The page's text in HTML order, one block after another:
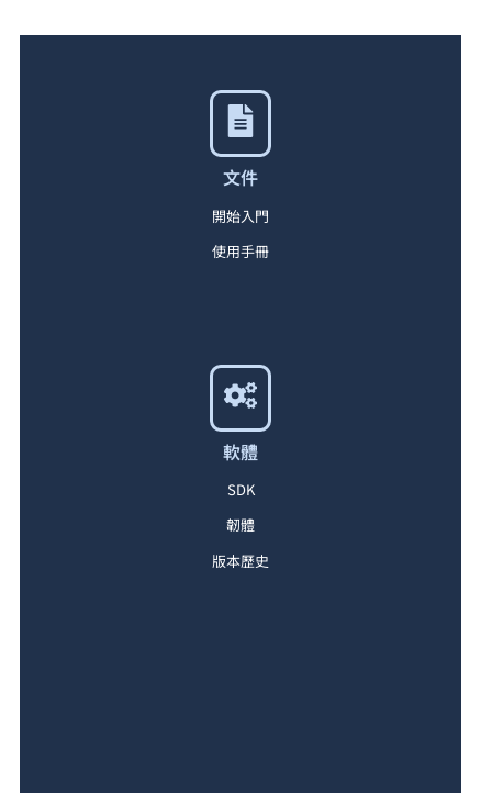
文件
開始入門
使用手冊
軟體
SDK
韌體
版本歷史